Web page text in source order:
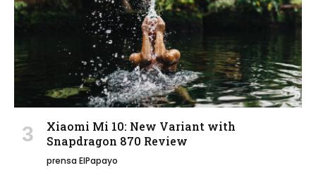
Xiaomi Mi 10: New Variant with
Snapdragon 870 Review
prensa ElPapayo